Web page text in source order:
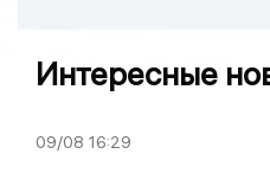
Интересные
09/08 16:29